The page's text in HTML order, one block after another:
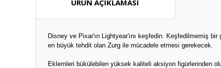
ÜRÜN AÇIKLAMASI
Disney ve Pixar'ın Lightyear'ını keşfedin. Keşfedilmemiş
en büyük tehdit olan Zurg ile mücadele etmesi gerekecek.
Eklemleri bükülebilen yüksek kaliteli aksiyon figürlerinden